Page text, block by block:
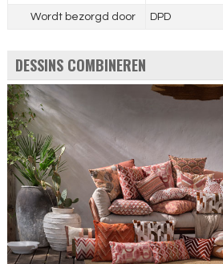
Wordt bezorgd door DPD
DESSINS COMBINEREN